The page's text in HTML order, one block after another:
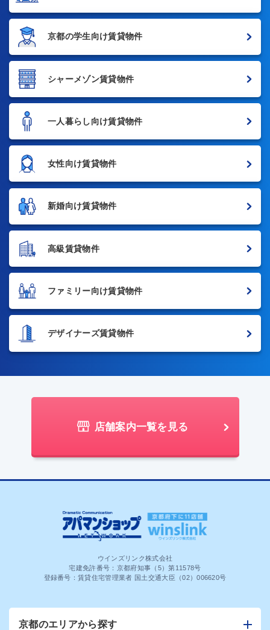
京都の学生向け賃貸物件
シャーメゾン賃貸物件
一人暮らし向け賃貸物件
女性向け賃貸物件
新婚向け賃貸物件
高級賃貸物件
ファミリー向け賃貸物件
デザイナーズ賃貸物件
店舗案内一覧を見る
ウインズリンク株式会社
宅建免許番号：京都府知事（5）第11578号
登録番号：賃貸住宅管理業者 国土交通大臣（02）006620号
京都のエリアから探す